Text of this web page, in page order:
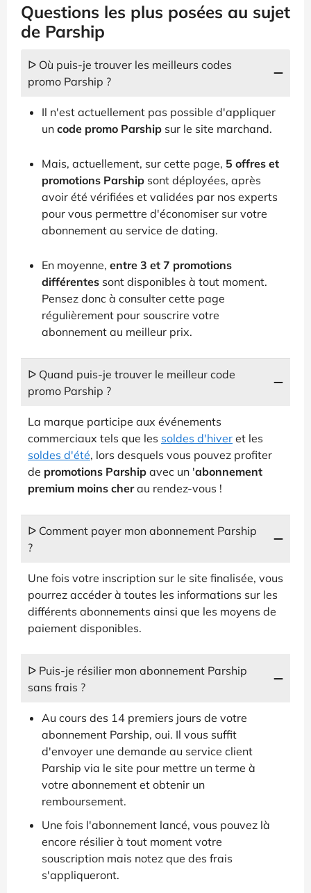
Questions les plus posées au sujet
de Parship
ᐅ Où puis-je trouver les meilleurs codes
promo Parship ?
Il n'est actuellement pas possible d'appliquer
un code promo Parship sur le site marchand.
Mais, actuellement, sur cette page, 5 offres et
promotions Parship sont déployées, après
avoir été vérifiées et validées par nos experts
pour vous permettre d'économiser sur votre
abonnement au service de dating.
En moyenne, entre 3 et 7 promotions
différentes sont disponibles à tout moment.
Pensez donc à consulter cette page
régulièrement pour souscrire votre
abonnement au meilleur prix.
ᐅ Quand puis-je trouver le meilleur code
promo Parship ?
La marque participe aux événements
commerciaux tels que les soldes d'hiver et les
soldes d'été, lors desquels vous pouvez profiter
de promotions Parship avec un 'abonnement
premium moins cherau rendez-vous !
ᐅ Comment payer mon abonnement Parship
?
Une fois votre inscription sur le site finalisée, vous
pourrez accéder à toutes les informations sur les
différents abonnements ainsi que les moyens de
paiement disponibles.
ᐅ Puis-je résilier mon abonnement Parship
sans frais ?
Au cours des 14 premiers jours de votre
abonnement Parship, oui. Il vous suffit
d'envoyer une demande au service client
Parship via le site pour mettre un terme à
votre abonnement et obtenir un
remboursement.
Une fois l'abonnement lancé, vous pouvez là
encore résilier à tout moment votre
souscription mais notez que des frais
s'appliqueront.